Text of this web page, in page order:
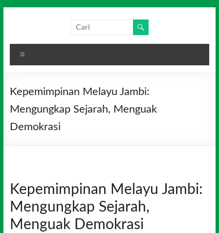
Media
Indonesia
Kepemimpinan Melayu Jambi:
Mengungkap Sejarah, Menguak
Demokrasi
Kepemimpinan Melayu Jambi:
Mengungkap Sejarah,
Menguak Demokrasi